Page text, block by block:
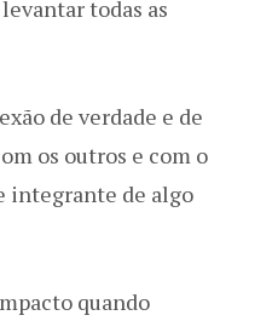
todas as
de verdade e de
os outros e com o
integrante de algo
quando